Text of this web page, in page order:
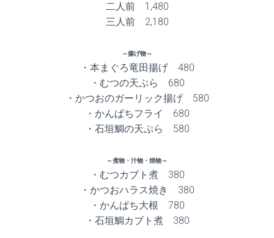
二人前 1,480
三人前 2,180
～揚げ物～
・本まぐろ竜田揚げ 480
・むつの天ぷら 680
・かつおのガーリック揚げ 580
・かんぱちフライ 680
・石垣鯛の天ぷら 580
～煮物・汁物・焼物～
・むつカブト煮 380
・かつおハラス焼き 380
・かんぱち大根 780
・石垣鯛カブト煮 380